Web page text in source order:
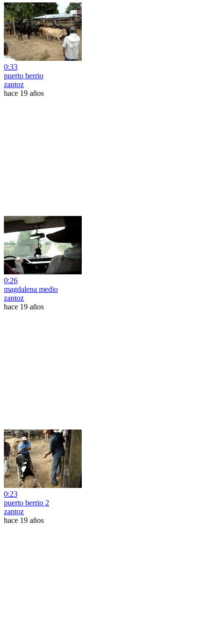
0:33
puerto berrio
zantoz
hace 19 años
0:26
magdalena medio
zantoz
hace 19 años
0:23
puerto berrio 2
zantoz
hace 19 años